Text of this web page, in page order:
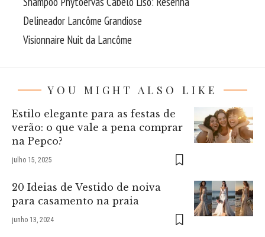
Delineador Lancôme Grandiose
Visionnaire Nuit da Lancôme
YOU MIGHT ALSO LIKE
Estilo elegante para as festas de
verão: o que vale a pena comprar
na Pepco?
julho 15, 2025
20 Ideias de Vestido de noiva
para casamento na praia
junho 13, 2024